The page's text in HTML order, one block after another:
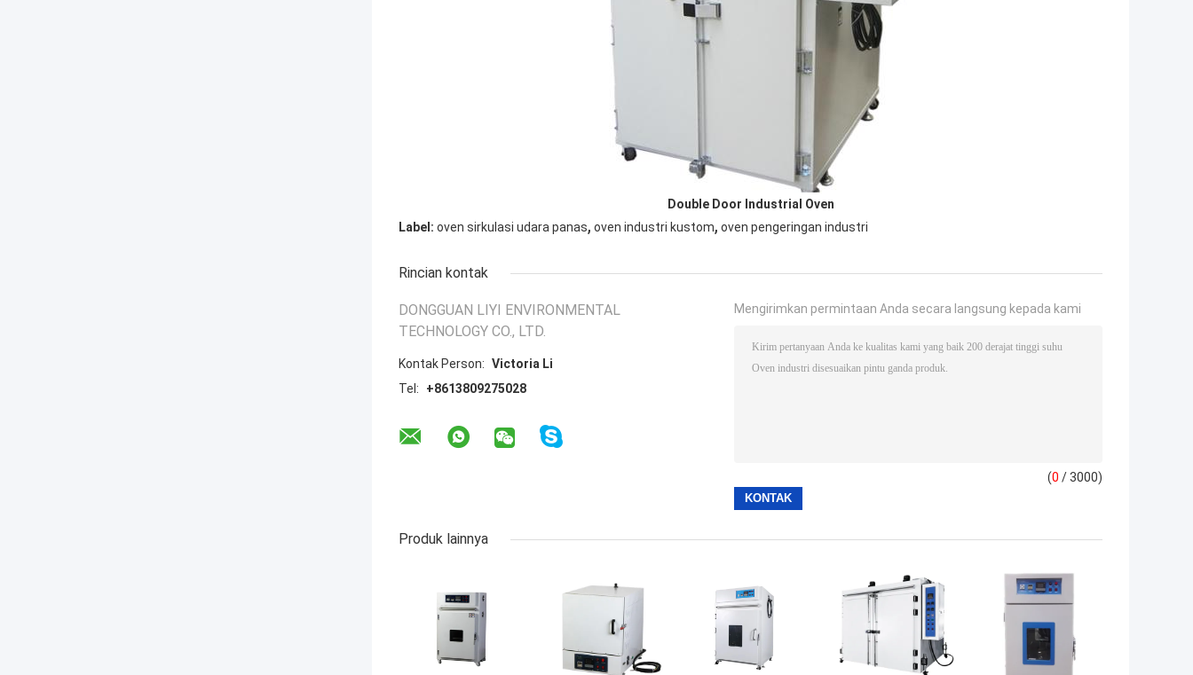
Double Door Industrial Oven
Label: oven sirkulasi udara panas, oven industri kustom, oven pengeringan industri
Rincian kontak
DONGGUAN LIYI ENVIRONMENTAL
TECHNOLOGY CO., LTD.
Kontak Person: Victoria Li
Tel:
+8613809275028
Mengirimkan permintaan Anda secara langsung kepada kami
(0 / 3000)
Produk lainnya